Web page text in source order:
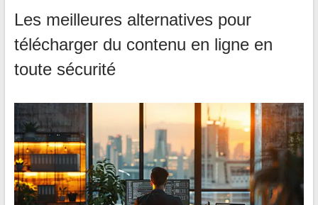
Les meilleures alternatives pour
télécharger du contenu en ligne en
toute sécurité